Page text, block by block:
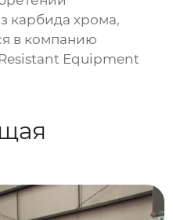
карбида хрома,
в компанию
Equipment